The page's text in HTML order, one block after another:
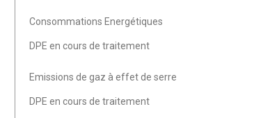
Consommations Energétiques
DPE en cours de traitement
Emissions de gaz à effet de serre
DPE en cours de traitement